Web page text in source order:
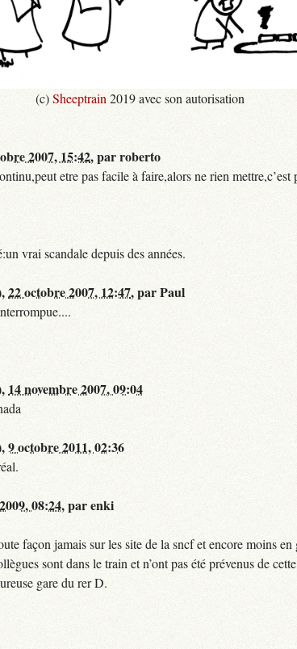
(c)Sheeptrain 2019 avec son autorisation
2007, 15:42,parroberto
etre pas facile à faire,alors ne rien
vrai scandale depuis des années.
22 octobre 2007, 12:47,parPaul
14 novembre 2007, 09:04
9 octobre 2011, 02:36
08:24,parenki
façon jamais sur les site de la sncf et encore moins en
sont dans le train et n’ont pas été prévenus de
gare du rer D.